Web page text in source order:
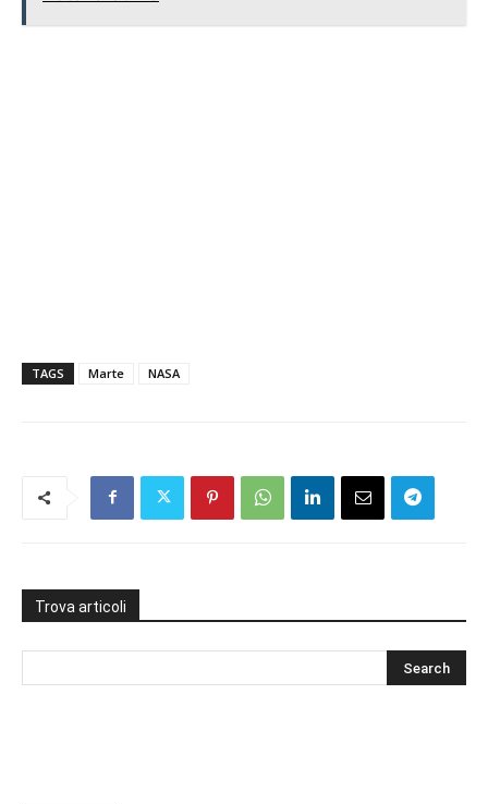
TAGS Marte NASA
Trova articoli